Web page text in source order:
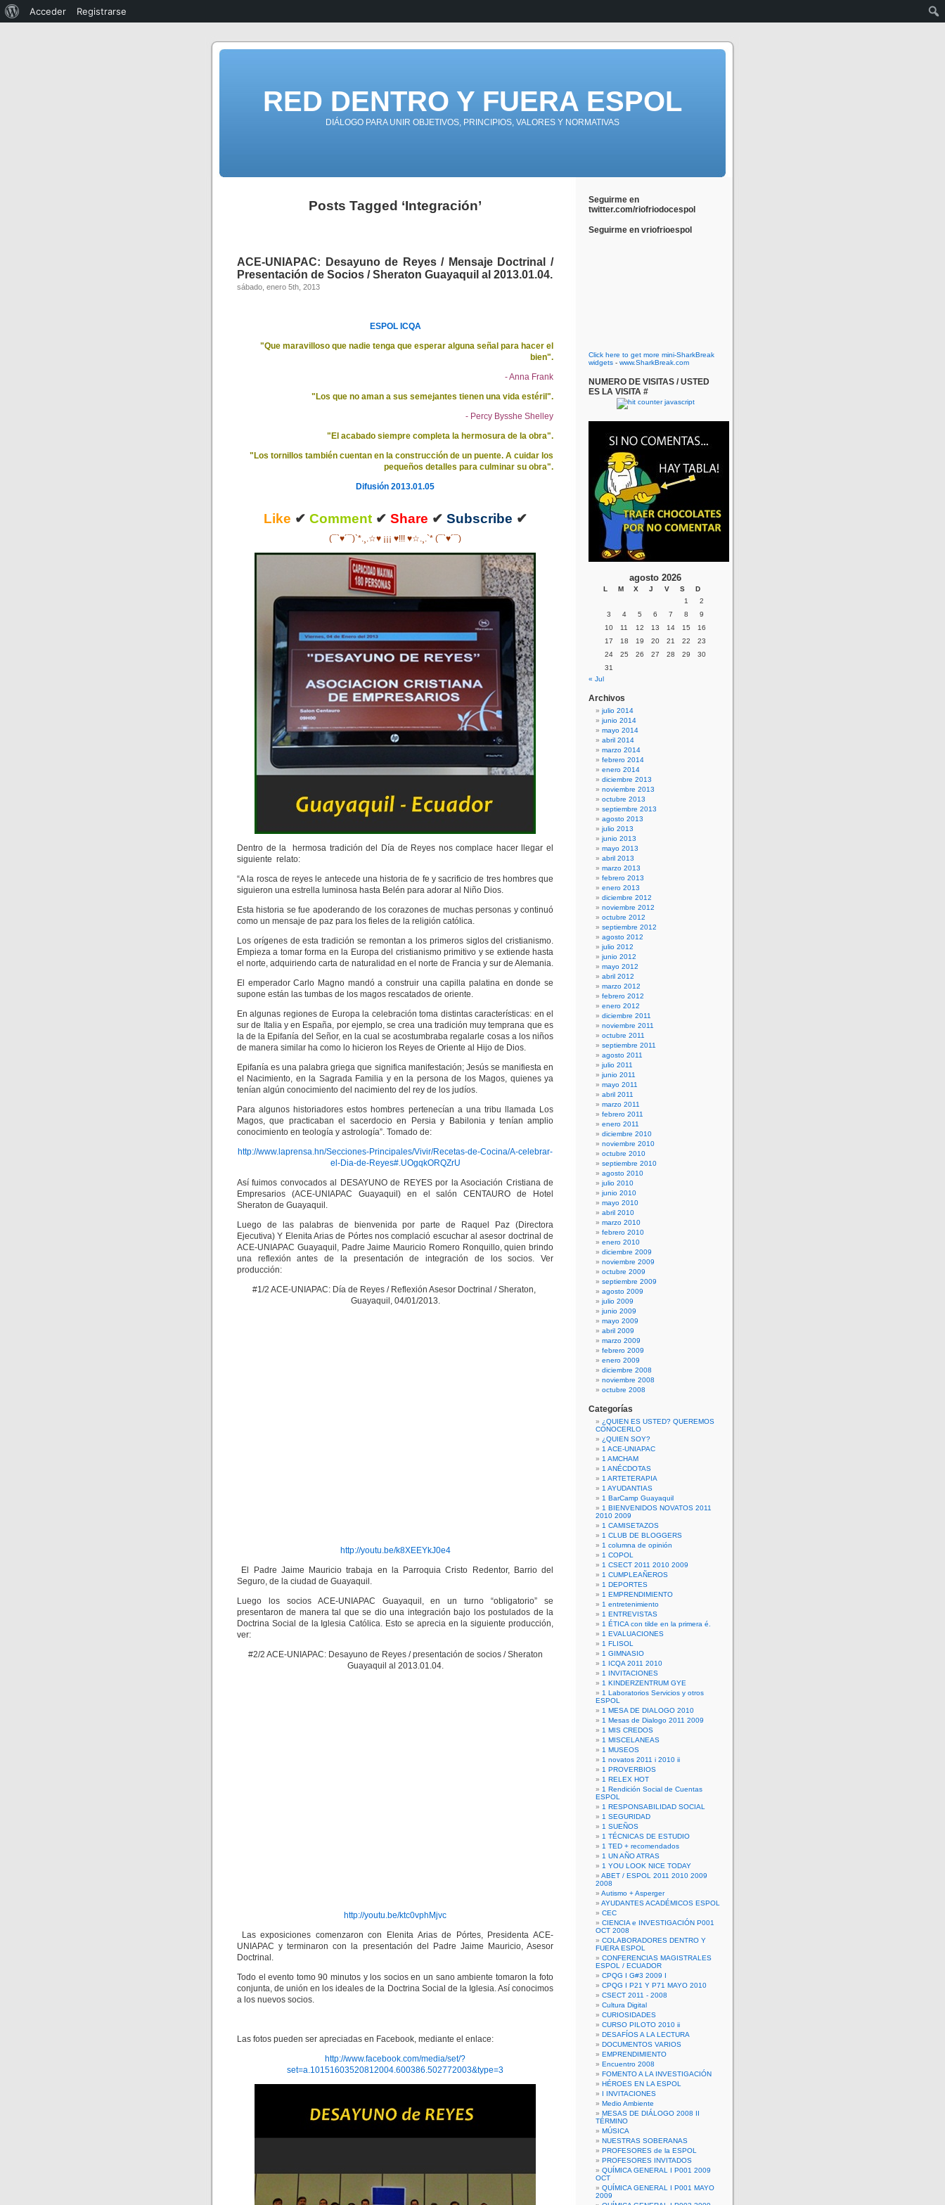
RED DENTRO Y FUERA ESPOL
DIÁLOGO PARA UNIR OBJETIVOS, PRINCIPIOS, VALORES Y NORMATIVAS
Posts Tagged ‘Integración’
ACE-UNIAPAC: Desayuno de Reyes / Mensaje Doctrinal /
Presentación de Socios / Sheraton Guayaquil al 2013.01.04.
sábado, enero 5th, 2013
ESPOL ICQA
"Que maravilloso que nadie tenga que esperar alguna señal para hacer el
bien".
- Anna Frank
"Los que no aman a sus semejantes tienen una vida estéril".
- Percy Bysshe Shelley
"El acabado siempre completa la hermosura de la obra".
"Los tornillos también cuentan en la construcción de un puente. A cuidar los
pequeños detalles para culminar su obra".
Difusión 2013.01.05
Like ✔ Comment✔ Share ✔ Subscribe ✔
(¯`♥´¯)`*.¸.☆♥ ¡¡¡ ♥!!! ♥☆.¸.`* (¯`♥´¯)
Dentro de la hermosa tradición del Día de Reyes nos complace hacer llegar el
siguiente relato:
“A la rosca de reyes le antecede una historia de fe y sacrificio de tres hombres que
siguieron una estrella luminosa hasta Belén para adorar al Niño Dios.
Esta historia se fue apoderando de los corazones de muchas personas y continuó
como un mensaje de paz para los fieles de la religión católica.
Los orígenes de esta tradición se remontan a los primeros siglos del cristianismo.
Empieza a tomar forma en la Europa del cristianismo primitivo y se extiende hasta
el norte, adquiriendo carta de naturalidad en el norte de Francia y sur de Alemania.
El emperador Carlo Magno mandó a construir una capilla palatina en donde se
supone están las tumbas de los magos rescatados de oriente.
En algunas regiones de Europa la celebración toma distintas características: en el
sur de Italia y en España, por ejemplo, se crea una tradición muy temprana que es
la de la Epifanía del Señor, en la cual se acostumbraba regalarle cosas a los niños
de manera similar ha como lo hicieron los Reyes de Oriente al Hijo de Dios.
Epifanía es una palabra griega que significa manifestación; Jesús se manifiesta en
el Nacimiento, en la Sagrada Familia y en la persona de los Magos, quienes ya
tenían algún conocimiento del nacimiento del rey de los judíos.
Para algunos historiadores estos hombres pertenecían a una tribu llamada Los
Magos, que practicaban el sacerdocio en Persia y Babilonia y tenían amplio
conocimiento en teología y astrología”. Tomado de:
http://www.laprensa.hn/Secciones-Principales/Vivir/Recetas-de-Cocina/A-celebrar-
el-Dia-de-Reyes#.UOgqkORQZrU
Así fuimos convocados al DESAYUNO de REYES por la Asociación Cristiana de
Empresarios (ACE-UNIAPAC Guayaquil) en el salón CENTAURO de Hotel
Sheraton de Guayaquil.
Luego de las palabras de bienvenida por parte de Raquel Paz (Directora
Ejecutiva) Y Elenita Arias de Pórtes nos complació escuchar al asesor doctrinal de
ACE-UNIAPAC Guayaquil, Padre Jaime Mauricio Romero Ronquillo, quien brindo
una reflexión antes de la presentación de integración de los socios. Ver
producción:
#1/2 ACE-UNIAPAC: Día de Reyes / Reflexión Asesor Doctrinal / Sheraton,
Guayaquil, 04/01/2013.
http://youtu.be/k8XEEYkJ0e4
El Padre Jaime Mauricio trabaja en la Parroquia Cristo Redentor, Barrio del
Seguro, de la ciudad de Guayaquil.
Luego los socios ACE-UNIAPAC Guayaquil, en un turno “obligatorio” se
presentaron de manera tal que se dio una integración bajo los postulados de la
Doctrina Social de la Iglesia Católica. Esto se aprecia en la siguiente producción,
ver:
#2/2 ACE-UNIAPAC: Desayuno de Reyes / presentación de socios / Sheraton
Guayaquil al 2013.01.04.
http://youtu.be/ktc0vphMjvc
Las exposiciones comenzaron con Elenita Arias de Pórtes, Presidenta ACE-
UNIAPAC y terminaron con la presentación del Padre Jaime Mauricio, Asesor
Doctrinal.
Todo el evento tomo 90 minutos y los socios en un sano ambiente tomaron la foto
conjunta, de unión en los ideales de la Doctrina Social de la Iglesia. Así conocimos
a los nuevos socios.
Las fotos pueden ser apreciadas en Facebook, mediante el enlace:
http://www.facebook.com/media/set/?
set=a.10151603520812004.600386.502772003&type=3
Seguirme en
twitter.com/riofriodocespol
Seguirme en vriofrioespol
Click here to get more mini-SharkBreak
widgets - www.SharkBreak.com
NUMERO DE VISITAS / USTED
ES LA VISITA #
agosto 2026
L M X J V S
D
1
2
3
4 5 6 7 8
9
10
11 12 13 14 15
16
17
18 19 20 21 22
23
24
25 26 27 28 29
30
31
« Jul
Archivos
julio 2014
junio 2014
mayo 2014
abril 2014
marzo 2014
febrero 2014
enero 2014
diciembre 2013
noviembre 2013
octubre 2013
septiembre 2013
agosto 2013
julio 2013
junio 2013
mayo 2013
abril 2013
marzo 2013
febrero 2013
enero 2013
diciembre 2012
noviembre 2012
octubre 2012
septiembre 2012
agosto 2012
julio 2012
junio 2012
mayo 2012
abril 2012
marzo 2012
febrero 2012
enero 2012
diciembre 2011
noviembre 2011
octubre 2011
septiembre 2011
agosto 2011
julio 2011
junio 2011
mayo 2011
abril 2011
marzo 2011
febrero 2011
enero 2011
diciembre 2010
noviembre 2010
octubre 2010
septiembre 2010
agosto 2010
julio 2010
junio 2010
mayo 2010
abril 2010
marzo 2010
febrero 2010
enero 2010
diciembre 2009
noviembre 2009
octubre 2009
septiembre 2009
agosto 2009
julio 2009
junio 2009
mayo 2009
abril 2009
marzo 2009
febrero 2009
enero 2009
diciembre 2008
noviembre 2008
octubre 2008
Categorías
¿QUIEN ES USTED? QUEREMOS
CONOCERLO
¿QUIEN SOY?
1 ACE-UNIAPAC
1 AMCHAM
1 ANÉCDOTAS
1 ARTETERAPIA
1 AYUDANTIAS
1 BarCamp Guayaquil
1 BIENVENIDOS NOVATOS 2011
2010 2009
1 CAMISETAZOS
1 CLUB DE BLOGGERS
1 columna de opinión
1 COPOL
1 CSECT 2011 2010 2009
1 CUMPLEAÑEROS
1 DEPORTES
1 EMPRENDIMIENTO
1 entretenimiento
1 ENTREVISTAS
1 ÉTICA con tilde en la primera é.
1 EVALUACIONES
1 FLISOL
1 GIMNASIO
1 ICQA 2011 2010
1 INVITACIONES
1 KINDERZENTRUM GYE
1 Laboratorios Servicios y otros
ESPOL
1 MESA DE DIALOGO 2010
1 Mesas de Dialogo 2011 2009
1 MIS CREDOS
1 MISCELANEAS
1 MUSEOS
1 novatos 2011 i 2010 ii
1 PROVERBIOS
1 RELEX HOT
1 Rendición Social de Cuentas
ESPOL
1 RESPONSABILIDAD SOCIAL
1 SEGURIDAD
1 SUEÑOS
1 TÉCNICAS DE ESTUDIO
1 TED + recomendados
1 UN AÑO ATRAS
1 YOU LOOK NICE TODAY
ABET / ESPOL 2011 2010 2009
2008
Autismo + Asperger
AYUDANTES ACADÉMICOS ESPOL
CEC
CIENCIA e INVESTIGACIÓN P001
OCT 2008
COLABORADORES DENTRO Y
FUERA ESPOL
CONFERENCIAS MAGISTRALES
ESPOL / ECUADOR
CPQG I G#3 2009 I
CPQG I P21 Y P71 MAYO 2010
CSECT 2011 - 2008
Cultura Digital
CURIOSIDADES
CURSO PILOTO 2010 ii
DESAFÍOS A LA LECTURA
DOCUMENTOS VARIOS
EMPRENDIMIENTO
Encuentro 2008
FOMENTO A LA INVESTIGACIÓN
HÉROES EN LA ESPOL
I INVITACIONES
Medio Ambiente
MESAS DE DIÁLOGO 2008 II
TÉRMINO
MÚSICA
NUESTRAS SOBERANAS
PROFESORES de la ESPOL
PROFESORES INVITADOS
QUÍMICA GENERAL I P001 2009
OCT
QUÍMICA GENERAL I P001 MAYO
2009
Acceder Registrarse